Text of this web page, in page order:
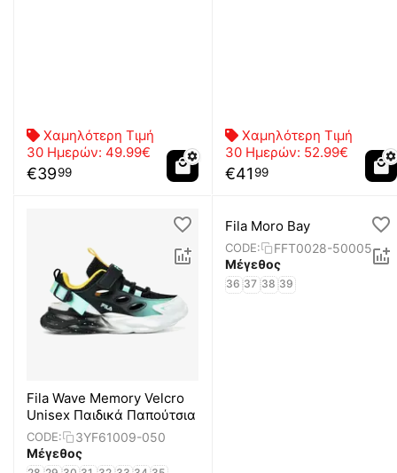
Χαμηλότερη Τιμή
30 Ημερών: 49.99€
€3999
Χαμηλότερη Τιμή
30 Ημερών: 52.99€
€41 99
Fila Wave Memory Velcro
Unisex Παιδικά Παπούτσια
CODE:
3YF61009-050
Μέγεθος
Fila Moro Bay
CODE:
FFT0028-50005
Μέγεθος
36 37 38 39